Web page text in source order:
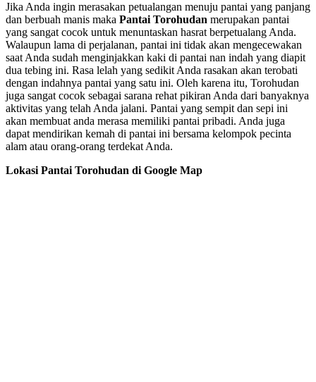
Jika Anda ingin merasakan petualangan menuju pantai yang panjang
dan berbuah manis maka Pantai Torohudan merupakan pantai
yang sangat cocok untuk menuntaskan hasrat berpetualang Anda.
Walaupun lama di perjalanan, pantai ini tidak akan mengecewakan
saat Anda sudah menginjakkan kaki di pantai nan indah yang diapit
dua tebing ini. Rasa lelah yang sedikit Anda rasakan akan terobati
dengan indahnya pantai yang satu ini. Oleh karena itu, Torohudan
juga sangat cocok sebagai sarana rehat pikiran Anda dari banyaknya
aktivitas yang telah Anda jalani. Pantai yang sempit dan sepi ini
akan membuat anda merasa memiliki pantai pribadi. Anda juga
dapat mendirikan kemah di pantai ini bersama kelompok pecinta
alam atau orang-orang terdekat Anda.
Lokasi Pantai Torohudan di Google Map